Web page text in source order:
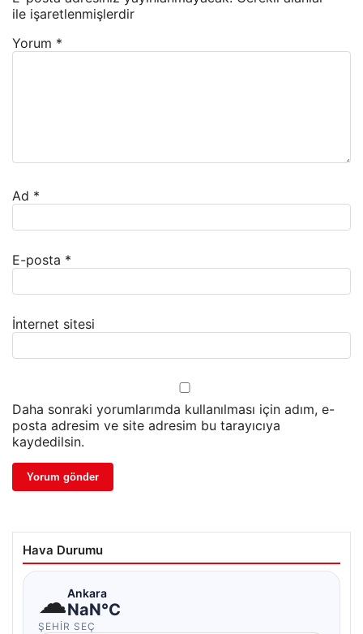
ile işaretlenmişlerdir
Yorum *
Ad *
E-posta *
İnternet sitesi
Daha sonraki yorumlarımda kullanılması için adım, e-
posta adresim ve site adresim bu tarayıcıya
kaydedilsin.
Hava Durumu
☁Ankara
NaN°C
ŞEHIR SEÇ